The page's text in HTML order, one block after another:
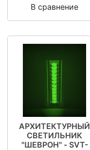
В сравнение
АРХИТЕКТУРНЫЙ
СВЕТИЛЬНИК
"ШЕВРОН" - SVT-